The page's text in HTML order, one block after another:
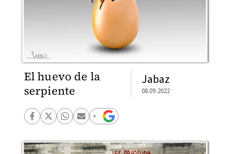
El huevo de la
serpiente
Jabaz
08.09.2022